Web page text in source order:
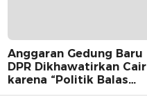
Anggaran Gedung Baru
DPR Dikhawatirkan Cair
karena “Politik Balas